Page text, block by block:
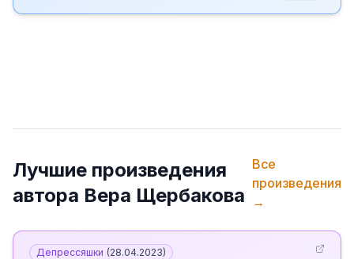
Лучшие произведения
автора Вера Щербакова
Все
произведения
→
Депрессяшки (28.04.2023)